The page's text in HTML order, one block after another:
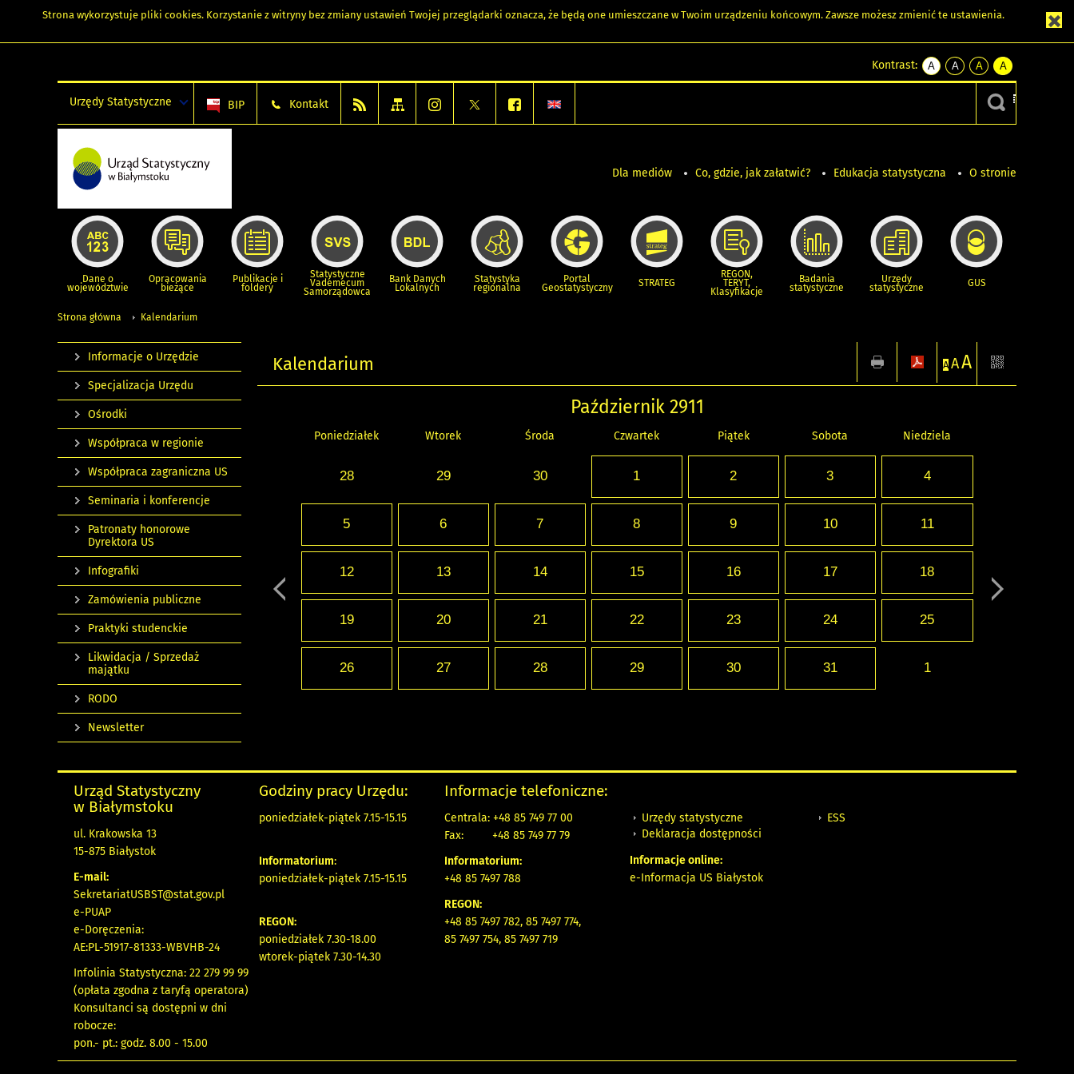
Strona wykorzystuje pliki cookies. Korzystanie z witryny bez zmiany ustawień Twojej przeglądarki oznacza, że będą one umieszczane w Twoim urządzeniu końcowym. Zawsze możesz zmienić te ustawienia.
Kontrast:
A
kontrast
A
kontrast
czarnym
A
kontrast
żółty
tekst
czarnym
A
kontrast
czarny
tekst
żółtym
Urzędy Statystyczne BIP Kontakt
Dla mediów Co, gdzie, jak załatwić? Edukacja statystyczna O stronie
Dane o
województwie
Opracowania
bieżące
Publikacje i
foldery
Statystyczne
Vademecum
Samorządowca
Bank Danych
Lokalnych
Statystyka
regionalna
Portal
Geostatystyczny STRATEG
REGON,
TERYT,
Klasyfikacje
Badania
statystyczne
Urzędy
statystyczne GUS
Strona główna Kalendarium
Kalendarium A AA
Październik 2911
Poniedziałek Wtorek Środa Czwartek Piątek Sobota Niedziela
28 29 30 1 2 3 4
5 6 7 8 9 10 11
12 13 14 15 16 17 18
19 20 21 22 23 24 25
26 27 28 29 30 31 1
Informacje o Urzędzie
Specjalizacja Urzędu
Ośrodki
Współpraca w regionie
Współpraca zagraniczna US
Seminaria i konferencje
Patronaty honorowe
Dyrektora US
Infografiki
Zamówienia publiczne
Praktyki studenckie
Likwidacja / Sprzedaż
majątku
RODO
Newsletter
Urząd Statystyczny
w Białymstoku
ul. Krakowska 13
15-875 Białystok
E-mail:
SekretariatUSBST@stat.gov.pl
e-PUAP
e-Doręczenia:
AE:PL-51917-81333-WBVHB-24
Infolinia Statystyczna: 22 279 99 99
(opłata zgodna z taryfą operatora)
Konsultanci są dostępni w dni
robocze:
pon.- pt.: godz. 8.00 - 15.00
Godziny pracy Urzędu:
poniedziałek-piątek 7.15-15.15
Informatorium:
poniedziałek-piątek 7.15-15.15
REGON:
poniedziałek 7.30-18.00
wtorek-piątek 7.30-14.30
Informacje telefoniczne:
Centrala: +48 85 749 77 00
Fax:
+48 85 749 77 79
Informatorium:
+48 85 7497 788
REGON:
+48 85 7497 782, 85 7497 774,
85 7497 754, 85 7497 719
Urzędy statystyczne
Deklaracja dostępności
Informacje online:
e-Informacja US Białystok
ESS